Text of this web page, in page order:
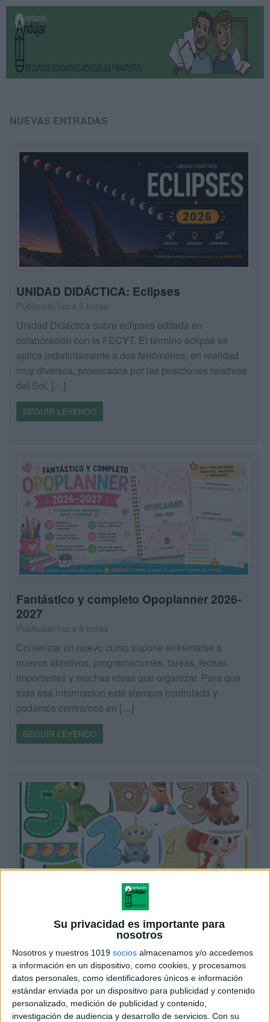
Su privacidad es importante para
nosotros
Nosotros y nuestros 1019 socios almacenamos y/o accedemos
a información en un dispositivo, como cookies, y procesamos
datos personales, como identificadores únicos e información
estándar enviada por un dispositivo para publicidad y contenido
personalizado, medición de publicidad y contenido,
investigación de audiencia y desarrollo de servicios. Con su
NUEVAS ENTRADAS
UNIDAD DIDÁCTICA: Eclipses
Unidad Didáctica sobre eclipses editada en
colaboración con la FECYT. El término eclipse se
aplica indistintamente a dos fenómenos, en realidad
muy diversos, provocados por las posiciones relativas
del Sol, […]
SEGUIR LEYENDO
Fantástico y completo Opoplanner 2026-
2027
Comenzar un nuevo curso supone enfrentarse a
nuevos objetivos, programaciones, tareas, fechas
importantes y muchas ideas que organizar. Para que
toda esa información esté siempre controlada y
podamos centrarnos en […]
SEGUIR LEYENDO
Preciosas Laminas de los números con
Toy Story 5 decora tu clase
Publicado hace 9 horas
Hoy compartimos un recurso especialmente pensado
para llenar el aula de color y convertir el aprendizaje
de los números en una experiencia mucho más visual
y motivadora: unas preciosas láminas […]